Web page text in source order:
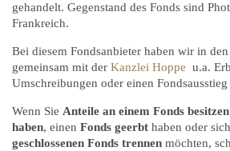
gehandelt. Gegenstand des Fonds sind
Frankreich.
Bei diesem Fondsanbieter haben wir in
gemeinsam mit der Kanzlei Hoppe u.a.
Umschreibungen oder einen Fondsausstieg
Wenn Sie Anteile an einem Fonds
haben, einen Fonds geerbt haben oder
geschlossenen Fonds trennen möchten,